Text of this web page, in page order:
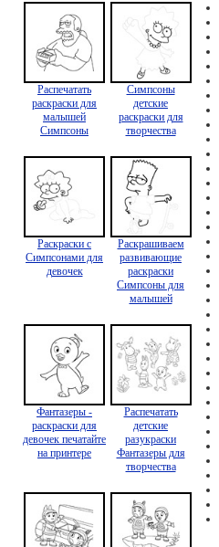
Распечатать
раскраски для
малышей
Симпсоны
Симпсоны
детские
раскраски для
творчества
Раскраски с
Симпсонами для
девочек
Раскрашиваем
развивающие
раскраски
Симпсоны для
малышей
Фантазеры -
раскраски для
девочек печатайте
на принтере
Распечатать
детские
разукраски
Фантазеры для
творчества